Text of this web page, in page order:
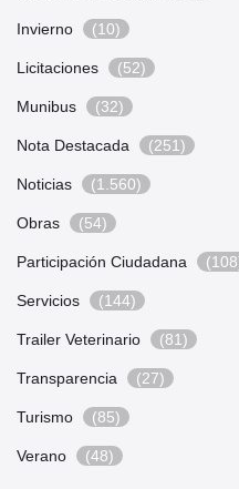
Invierno (10)
Licitaciones (52)
Munibus (32)
Nota Destacada (251)
Noticias (1.560)
Obras (54)
Participación Ciudadana
Servicios (144)
Trailer Veterinario (81)
Transparencia (27)
Turismo (85)
Verano (48)